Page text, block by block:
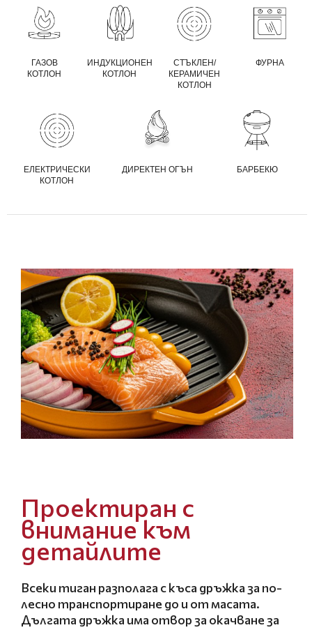
ГАЗОВ
КОТЛОН
ИНДУКЦИОНЕН
КОТЛОН
СТЪКЛЕН/
КЕРАМИЧЕН
КОТЛОН
ФУРНА
ЕЛЕКТРИЧЕСКИ
КОТЛОН
ДИРЕКТЕН ОГЪН БАРБЕКЮ
Проектиран с
внимание към
детайлите
Всеки тиган разполага с къса дръжка за по-
лесно транспортиране до и от масата.
Дългата дръжка има отвор за окачване за